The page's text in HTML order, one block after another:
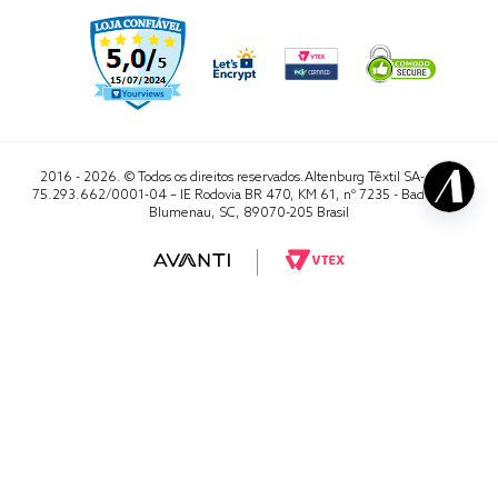
2016 - 2026. © Todos os direitos reservados.Altenburg Têxtil SA- CNPJ
75.293.662/0001-04 – IE Rodovia BR 470, KM 61, nº 7235 - Badenfurt,
Blumenau, SC, 89070-205 Brasil